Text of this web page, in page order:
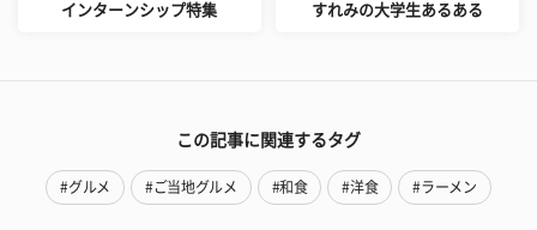
インターンシップ特集 すれみの大学生あるある
この記事に関連するタグ
#グルメ #ご当地グルメ #和食 #洋食 #ラーメン